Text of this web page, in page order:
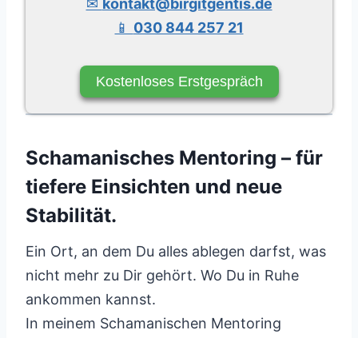
✉ kontakt@birgitgentis.de
📱 030 844 257 21
Kostenloses Erstgespräch
Schamanisches Mentoring – für
tiefere Einsichten und neue
Stabilität.
Ein Ort, an dem Du alles ablegen darfst, was
nicht mehr zu Dir gehört. Wo Du in Ruhe
ankommen kannst.
In meinem Schamanischen Mentoring